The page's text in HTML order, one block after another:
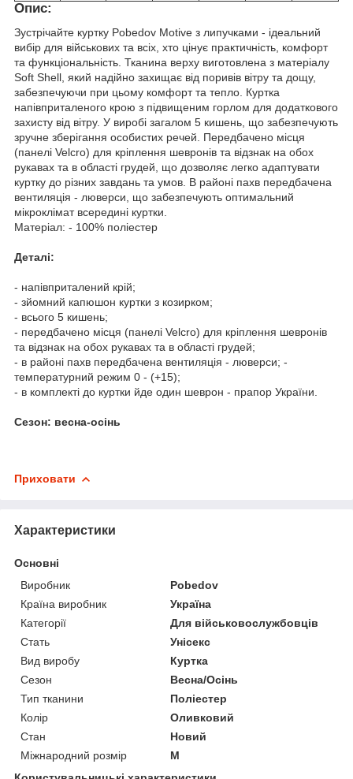
Опис:
Зустрічайте куртку Pobedov Motive з липучками - ідеальний
вибір для військових та всіх, хто цінує практичність, комфорт
та функціональність. Тканина верху виготовлена з матеріалу
Soft Shell, який надійно захищає від поривів вітру та дощу,
забезпечуючи при цьому комфорт та тепло. Куртка
напівприталеного крою з підвищеним горлом для додаткового
захисту від вітру. У виробі загалом 5 кишень, що забезпечують
зручне зберігання особистих речей. Передбачено місця
(панелі Velcro) для кріплення шевронів та відзнак на обох
рукавах та в області грудей, що дозволяє легко адаптувати
куртку до різних завдань та умов. В районі пахв передбачена
вентиляція - люверси, що забезпечують оптимальний
мікроклімат всередині куртки.
Матеріал: - 100% поліестер
Деталі:
- напівприталений крій;
- зйомний капюшон куртки з козирком;
- всього 5 кишень;
- передбачено місця (панелі Velcro) для кріплення шевронів
та відзнак на обох рукавах та в області грудей;
- в районі пахв передбачена вентиляція - люверси; -
температурний режим 0 - (+15);
- в комплекті до куртки йде один шеврон - прапор України.
Сезон: весна-осінь
Приховати
Характеристики
Основні
Виробник
Pobedov
Країна виробник
Україна
Категорії
Для військовослужбовців
Стать
Унісекс
Вид виробу
Куртка
Сезон
Весна/Осінь
Тип тканини
Поліестер
Колір
Оливковий
Стан
Новий
Міжнародний розмір
M